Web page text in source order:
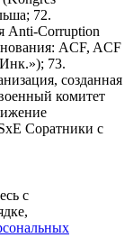
72.
Anti-Corruption
ACF, ACF
73.
созданная
комитет
Соратники с
с